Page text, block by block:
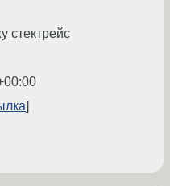
стектрейс